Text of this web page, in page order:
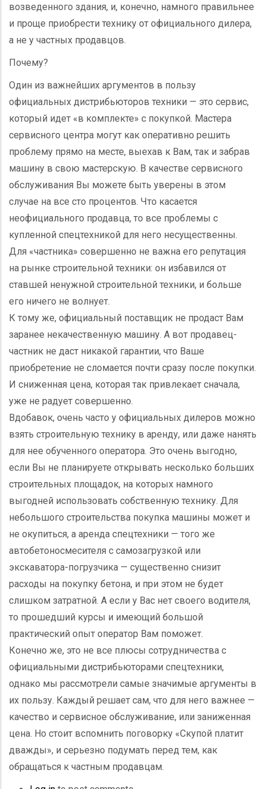
возведенного здания, и, конечно, намного правильнее
и проще приобрести технику от официального дилера,
а не у частных продавцов.
Почему?
Один из важнейших аргументов в пользу
официальных дистрибьюторов техники — это сервис,
который идет «в комплекте» с покупкой. Мастера
сервисного центра могут как оперативно решить
проблему прямо на месте, выехав к Вам, так и забрав
машину в свою мастерскую. В качестве сервисного
обслуживания Вы можете быть уверены в этом
случае на все сто процентов. Что касается
неофициального продавца, то все проблемы с
купленной спецтехникой для него несущественны.
Для «частника» совершенно не важна его репутация
на рынке строительной техники: он избавился от
ставшей ненужной строительной техники, и больше
его ничего не волнует.
К тому же, официальный поставщик не продаст Вам
заранее некачественную машину. А вот продавец-
частник не даст никакой гарантии, что Ваше
приобретение не сломается почти сразу после покупки.
И сниженная цена, которая так привлекает сначала,
уже не радует совершенно.
Вдобавок, очень часто у официальных дилеров можно
взять строительную технику в аренду, или даже нанять
для нее обученного оператора. Это очень выгодно,
если Вы не планируете открывать несколько больших
строительных площадок, на которых намного
выгодней использовать собственную технику. Для
небольшого строительства покупка машины может и
не окупиться, а аренда спецтехники — того же
автобетоносмесителя с самозагрузкой или
экскаватора-погрузчика — существенно снизит
расходы на покупку бетона, и при этом не будет
слишком затратной. А если у Вас нет своего водителя,
то прошедший курсы и имеющий большой
практический опыт оператор Вам поможет.
Конечно же, это не все плюсы сотрудничества с
официальными дистрибьюторами спецтехники,
однако мы рассмотрели самые значимые аргументы в
их пользу. Каждый решает сам, что для него важнее —
качество и сервисное обслуживание, или заниженная
цена. Но стоит вспомнить поговорку «Скупой платит
дважды», и серьезно подумать перед тем, как
обращаться к частным продавцам.